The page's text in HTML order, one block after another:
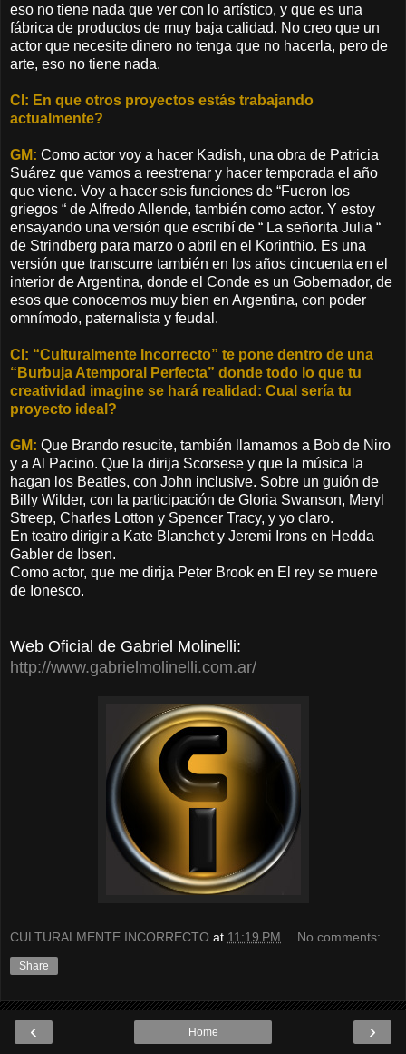
eso no tiene nada que ver con lo artístico, y que es una
fábrica de productos de muy baja calidad. No creo que un
actor que necesite dinero no tenga que no hacerla, pero de
arte, eso no tiene nada.
CI: En que otros proyectos estás trabajando
actualmente?
GM: Como actor voy a hacer Kadish, una obra de Patricia
Suárez que vamos a reestrenar y hacer temporada el año
que viene. Voy a hacer seis funciones de “Fueron los
griegos “ de Alfredo Allende, también como actor. Y estoy
ensayando una versión que escribí de “ La señorita Julia “
de Strindberg para marzo o abril en el Korinthio. Es una
versión que transcurre también en los años cincuenta en el
interior de Argentina, donde el Conde es un Gobernador, de
esos que conocemos muy bien en Argentina, con poder
omnímodo, paternalista y feudal.
CI: “Culturalmente Incorrecto” te pone dentro de una
“Burbuja Atemporal Perfecta” donde todo lo que tu
creatividad imagine se hará realidad: Cual sería tu
proyecto ideal?
GM: Que Brando resucite, también llamamos a Bob de Niro
y a Al Pacino. Que la dirija Scorsese y que la música la
hagan los Beatles, con John inclusive. Sobre un guión de
Billy Wilder, con la participación de Gloria Swanson, Meryl
Streep, Charles Lotton y Spencer Tracy, y yo claro.
En teatro dirigir a Kate Blanchet y Jeremi Irons en Hedda
Gabler de Ibsen.
Como actor, que me dirija Peter Brook en El rey se muere
de Ionesco.
Web Oficial de Gabriel Molinelli:
http://www.gabrielmolinelli.com.ar/
CULTURALMENTE INCORRECTO at 11:19 PM No comments:
Share
‹ ›
Home